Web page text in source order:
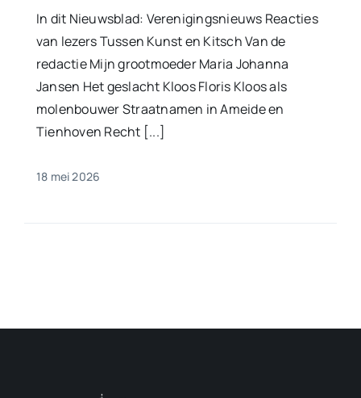
In dit Nieuwsblad: Verenigingsnieuws Reacties
van lezers Tussen Kunst en Kitsch Van de
redactie Mijn grootmoeder Maria Johanna
Jansen Het geslacht Kloos Floris Kloos als
molenbouwer Straatnamen in Ameide en
Tienhoven Recht [...]
18 mei 2026